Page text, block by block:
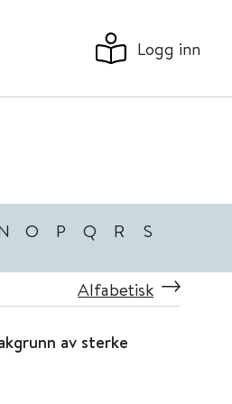
Logg inn
O P Q R S
Alfabetisk
av sterke